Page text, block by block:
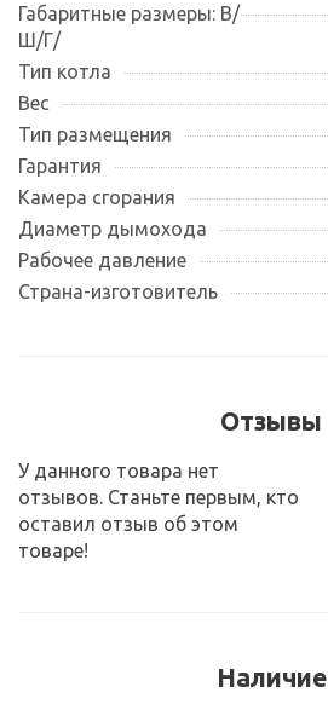
Габаритные размеры: В/
Ш/Г/
Тип котла
Вес
Тип размещения
Гарантия
Камера сгорания
Диаметр дымохода
Рабочее давление
Страна-изготовитель
Отзывы
У данного товара нет
отзывов. Станьте первым, кто
оставил отзыв об этом
товаре!
Наличие